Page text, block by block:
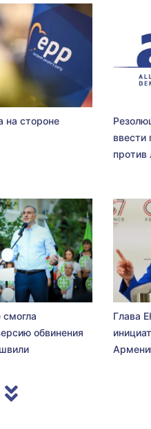
на стороне
ввести
смогла
обвинения
Глава